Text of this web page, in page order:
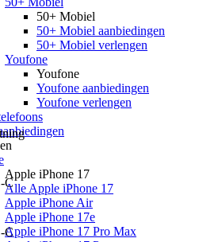
50+ Mobiel
50+ Mobiel aanbiedingen
50+ Mobiel verlengen
Youfone
Youfone
Youfone aanbiedingen
Youfone verlengen
Apple iPhone 17
Alle Apple iPhone 17
Apple iPhone Air
Apple iPhone 17e
Apple iPhone 17 Pro Max
C
C